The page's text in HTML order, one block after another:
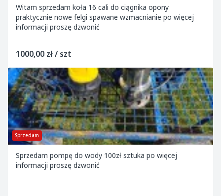
Witam sprzedam koła 16 cali do ciągnika opony
praktycznie nowe felgi spawane wzmacnianie po więcej
informacji proszę dzwonić
1000,00 zł / szt
Sprzedam
Sprzedam pompę do wody 100zł sztuka po więcej
informacji proszę dzwonić